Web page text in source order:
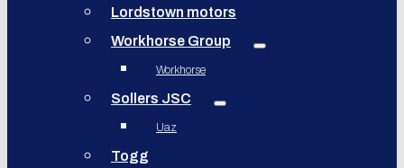
Lordstown motors
Workhorse Group
Workhorse
Sollers JSC
Uaz
Togg